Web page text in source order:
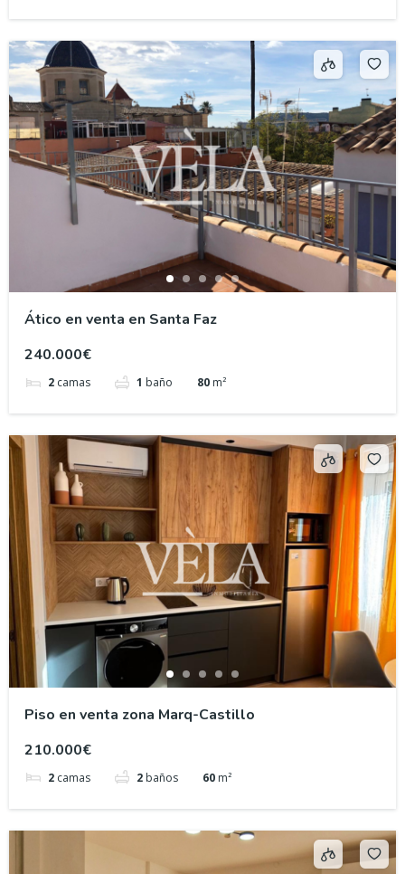
Ático en venta en Santa Faz
240.000€
2 camas 1 baño 80 m²
Piso en venta zona Marq-Castillo
210.000€
2 camas 2 baños 60 m²